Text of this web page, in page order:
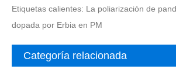
Etiquetas calientes: La poliarización de
dopada por Erbia en PM
Categoría relacionada